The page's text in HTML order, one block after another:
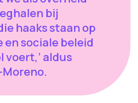
bij
haaks staan op
en sociale beleid
voert,’ aldus